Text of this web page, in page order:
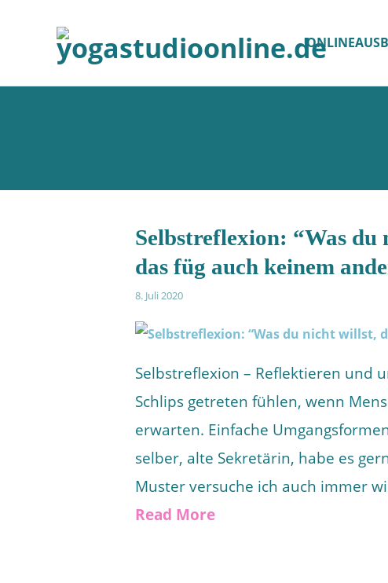
Selbstreflexion: “Was du
das füg auch keinem
8. Juli 2020
Selbstreflexion – Reflektieren und
Schlips getreten fühlen, wenn
erwarten. Einfache
selber, alte Sekretärin, habe es
Muster versuche ich auch immer
Read More